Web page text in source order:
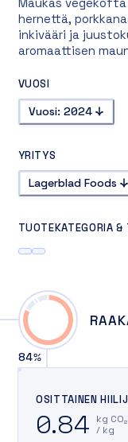
hernettä,
inkivääri ja
aromaattisen
VUOSI
Vuosi: 2024
YRITYS
Lagerblad Foods
TUOTEKATEGORIA &
84%
OSITTAINEN
0.84
kg
/ kg